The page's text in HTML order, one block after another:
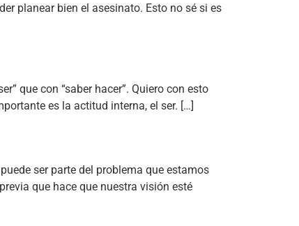
planear bien el asesinato. Esto no sé si es
que con “saber hacer”. Quiero con esto
es la actitud interna, el ser. […]
ser parte del problema que estamos
que hace que nuestra visión esté